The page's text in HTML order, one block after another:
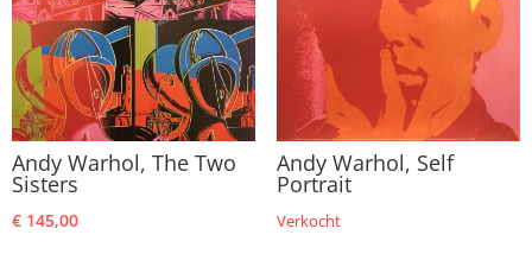
Andy Warhol, The Two
Sisters
€ 145,00
Andy Warhol, Self
Portrait
Verkocht